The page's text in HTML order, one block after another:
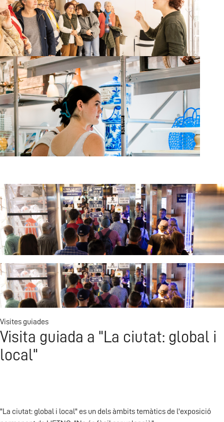
No és fàcil ser valencià
Visites guiades
Visita L'ETNO
Visites guiades
Visita guiada a "La ciutat: global i
local"
"La ciutat: global i local" es un dels àmbits temàtics de l'exposició